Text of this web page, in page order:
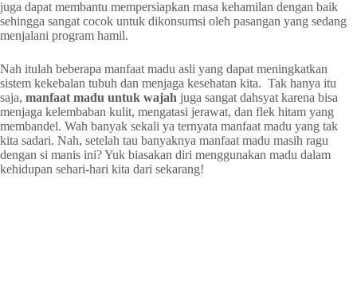
juga dapat membantu mempersiapkan masa kehamilan dengan baik
sehingga sangat cocok untuk dikonsumsi oleh pasangan yang sedang
menjalani program hamil.
Nah itulah beberapa manfaat madu asli yang dapat meningkatkan
sistem kekebalan tubuh dan menjaga kesehatan kita. Tak hanya itu
saja, manfaat madu untuk wajah juga sangat dahsyat karena bisa
menjaga kelembaban kulit, mengatasi jerawat, dan flek hitam yang
membandel. Wah banyak sekali ya ternyata manfaat madu yang tak
kita sadari. Nah, setelah tau banyaknya manfaat madu masih ragu
dengan si manis ini? Yuk biasakan diri menggunakan madu dalam
kehidupan sehari-hari kita dari sekarang!